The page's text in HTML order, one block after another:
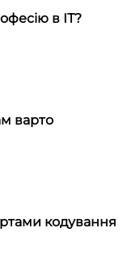
в ІТ?
варто
кодування